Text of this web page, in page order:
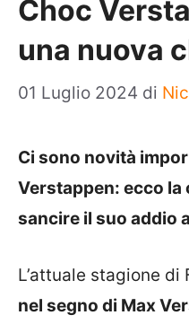
Choc
una nuova
01 Luglio 2024 di
Ci sono novità
Verstappen: ecco
sancire il suo addio
L’attuale stagione di
nel segno di Max